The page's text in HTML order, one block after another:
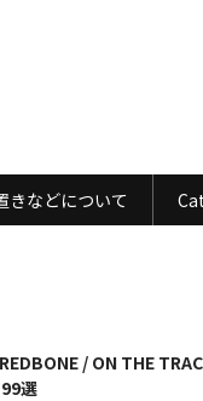
きなどについて
/ ON THE
選